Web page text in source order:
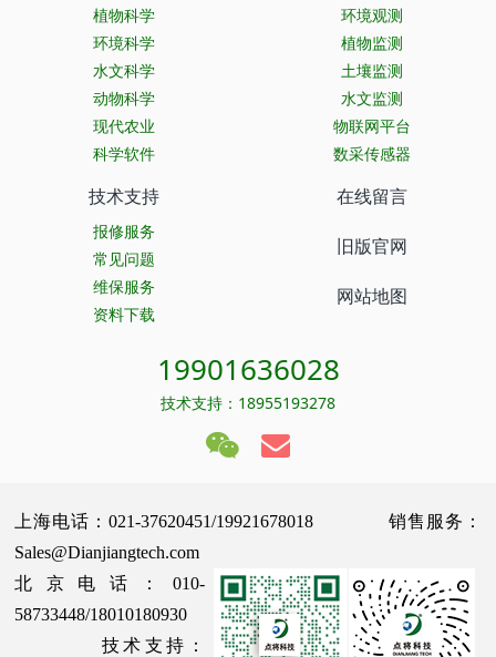
植物科学
环境科学
水文科学
动物科学
现代农业
科学软件
环境观测
植物监测
土壤监测
水文监测
物联网平台
数采传感器
技术支持
报修服务
常见问题
维保服务
资料下载
在线留言
旧版官网
网站地图
19901636028
技术支持：18955193278
上海电话：021-37620451/19921678018 销售服务：
Sales@Dianjiangtech.com
北京电话：010-
58733448/18010180930
技术支持：